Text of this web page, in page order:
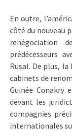
En outre,
côté du nouveau
renégociation
prédécesseurs
Rusal. De plus,
cabinets de
Guinée Conakry
devant les
compagnies
internationales